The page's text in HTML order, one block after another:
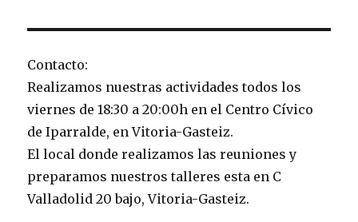
Contacto:
Realizamos nuestras actividades todos los
viernes de 18:30 a 20:00h en el Centro Cívico
de Iparralde, en Vitoria-Gasteiz.
El local donde realizamos las reuniones y
preparamos nuestros talleres esta en C
Valladolid 20 bajo, Vitoria-Gasteiz.